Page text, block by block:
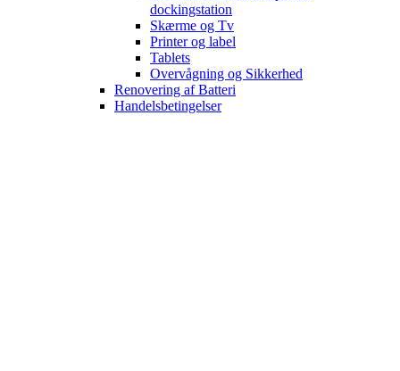
dockingstation
Skærme og Tv
Printer og label
Tablets
Overvågning og Sikkerhed
Renovering af Batteri
Handelsbetingelser